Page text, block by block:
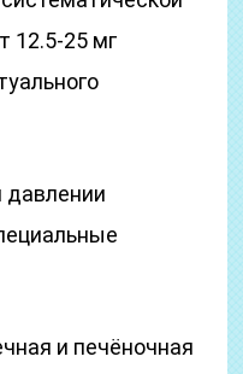
12.5-25 мг
и печёночная